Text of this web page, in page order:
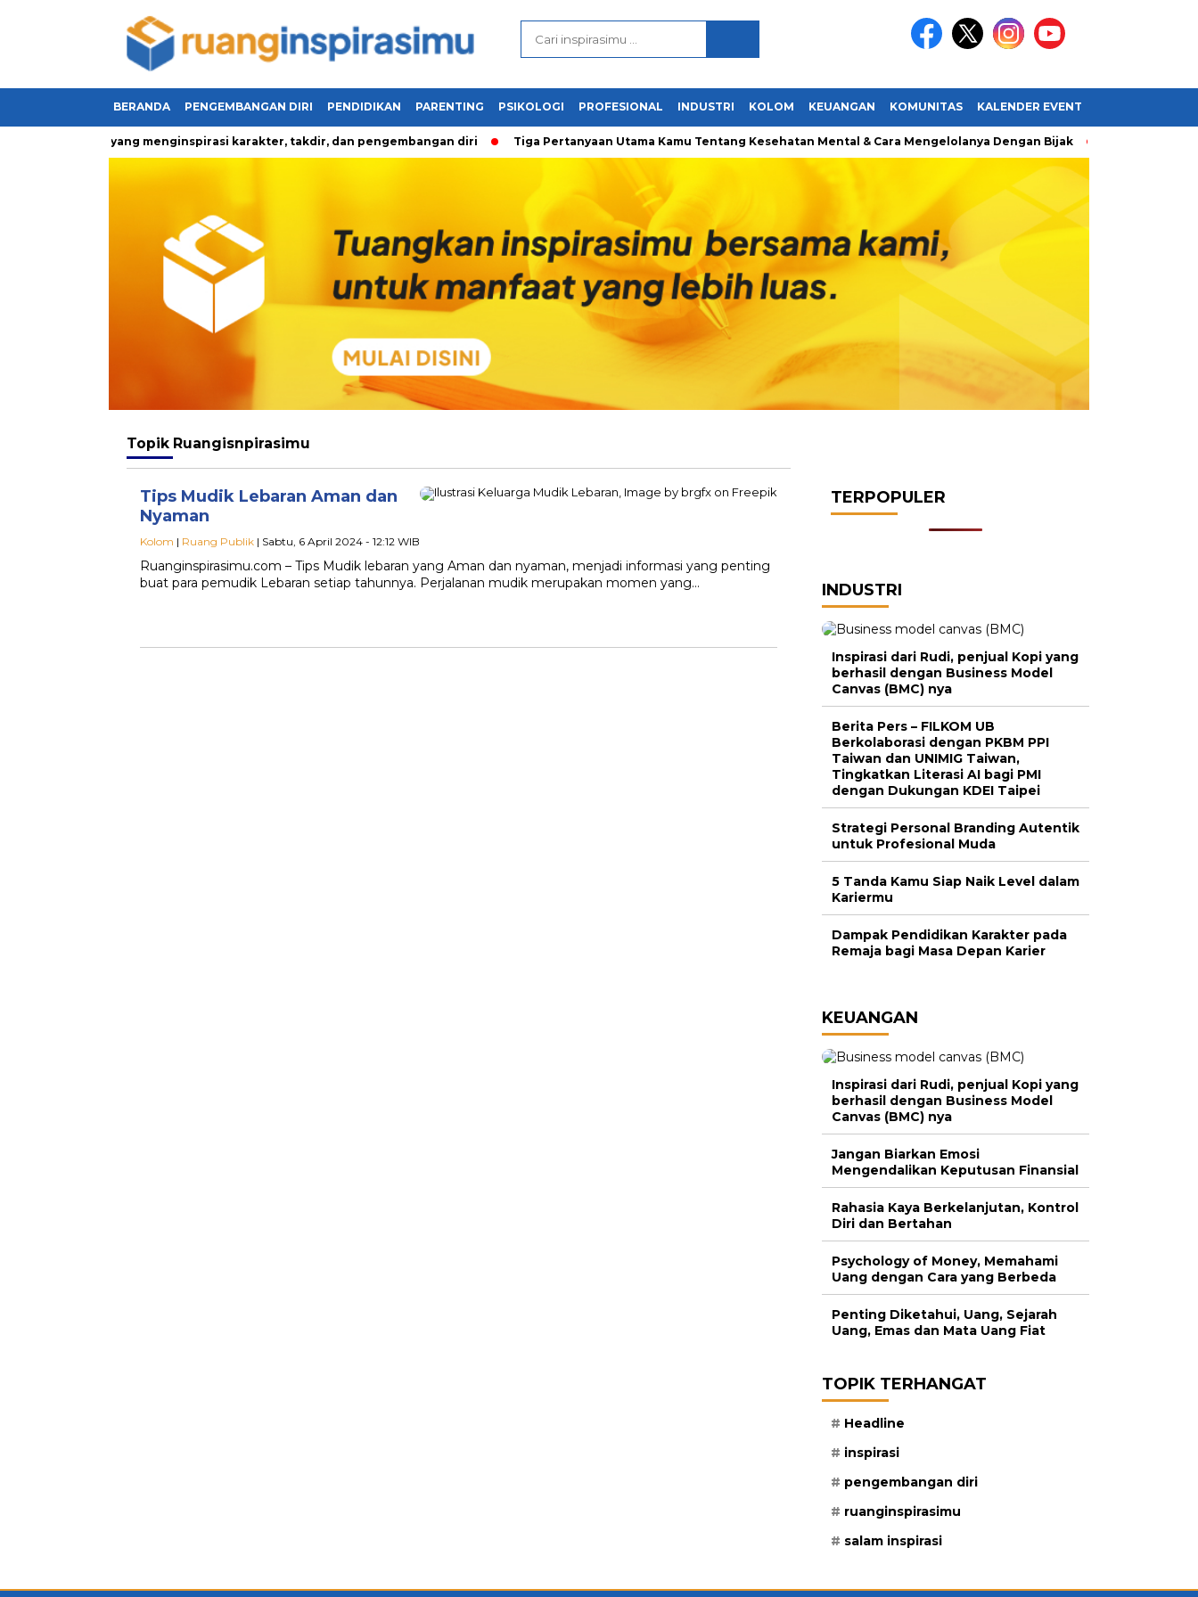
BERANDA PENGEMBANGAN DIRI PENDIDIKAN PARENTING PSIKOLOGI PROFESIONAL INDUSTRI KOLOM KEUANGAN KOMUNITAS KALENDER EVENT
kehidupan yang menginspirasi karakter, takdir, dan pengembangan diri Tiga Pertanyaan Utama Kamu Tentang Kesehatan Mental & Cara Mengelolanya Dengan Bijak Bagaimana
Topik Ruangisnpirasimu
Tips Mudik Lebaran Aman dan
Nyaman
Kolom | Ruang Publik | Sabtu, 6 April 2024 - 12:12 WIB
Ruanginspirasimu.com – Tips Mudik lebaran yang Aman dan nyaman, menjadi informasi yang penting
buat para pemudik Lebaran setiap tahunnya. Perjalanan mudik merupakan momen yang…
TERPOPULER
INDUSTRI
Inspirasi dari Rudi, penjual Kopi yang
berhasil dengan Business Model
Canvas (BMC) nya
Berita Pers – FILKOM UB
Berkolaborasi dengan PKBM PPI
Taiwan dan UNIMIG Taiwan,
Tingkatkan Literasi AI bagi PMI
dengan Dukungan KDEI Taipei
Strategi Personal Branding Autentik
untuk Profesional Muda
5 Tanda Kamu Siap Naik Level dalam
Kariermu
Dampak Pendidikan Karakter pada
Remaja bagi Masa Depan Karier
KEUANGAN
Inspirasi dari Rudi, penjual Kopi yang
berhasil dengan Business Model
Canvas (BMC) nya
Jangan Biarkan Emosi
Mengendalikan Keputusan Finansial
Rahasia Kaya Berkelanjutan, Kontrol
Diri dan Bertahan
Psychology of Money, Memahami
Uang dengan Cara yang Berbeda
Penting Diketahui, Uang, Sejarah
Uang, Emas dan Mata Uang Fiat
TOPIK TERHANGAT
Headline
inspirasi
pengembangan diri
ruanginspirasimu
salam inspirasi